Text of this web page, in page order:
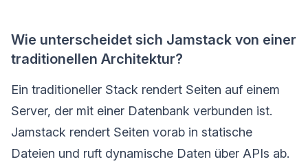
Wie unterscheidet sich Jamstack von einer
traditionellen Architektur?
Ein traditioneller Stack rendert Seiten auf einem
Server, der mit einer Datenbank verbunden ist.
Jamstack rendert Seiten vorab in statische
Dateien und ruft dynamische Daten über APIs ab.